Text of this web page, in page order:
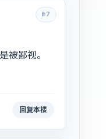
#7
被鄙视。
回复本楼